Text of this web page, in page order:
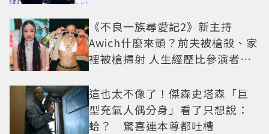
《不良一族尋愛記2》新主持
Awich什麼來頭？前夫被槍殺、家
裡被槍掃射 人生經歷比參演者還
這也太不像了！傑森史塔森「巨
型充氣人偶分身」看了只想說：
蛤？ 驚喜連本尊都吐槽